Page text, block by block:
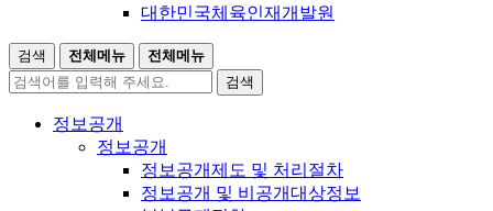
대한민국체육인재개발원
검색 전체메뉴
전체메뉴
검색
정보공개
정보공개
정보공개제도 및 처리절차
정보공개 및 비공개대상정보